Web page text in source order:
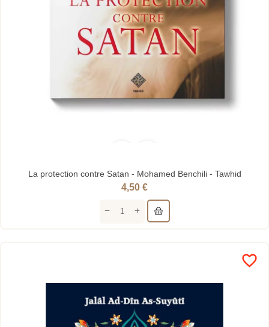
La protection contre Satan - Mohamed Benchili - Tawhid
4,50 €
favorite_border